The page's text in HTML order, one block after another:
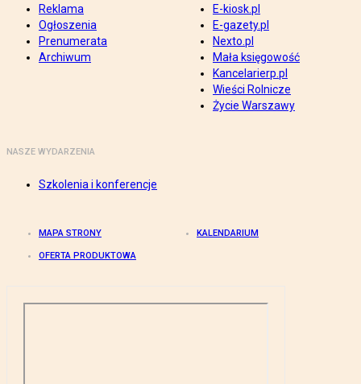
Reklama
Ogłoszenia
Prenumerata
Archiwum
E-kiosk.pl
E-gazety.pl
Nexto.pl
Mała księgowość
Kancelarierp.pl
Wieści Rolnicze
Życie Warszawy
NASZE WYDARZENIA
Szkolenia i konferencje
MAPA STRONY KALENDARIUM
OFERTA PRODUKTOWA